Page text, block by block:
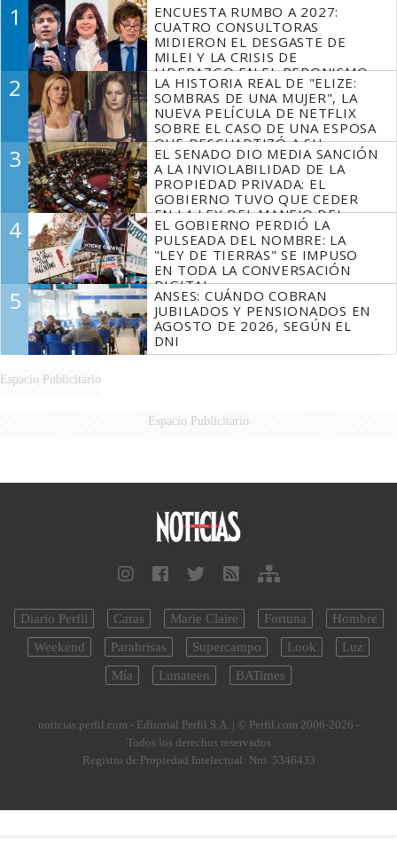
1
ENCUESTA RUMBO A 2027:
CUATRO CONSULTORAS
MIDIERON EL DESGASTE DE
MILEI Y LA CRISIS DE
LIDERAZGO EN EL PERONISMO
2
LA HISTORIA REAL DE "ELIZE:
SOMBRAS DE UNA MUJER", LA
NUEVA PELÍCULA DE NETFLIX
SOBRE EL CASO DE UNA ESPOSA
QUE DESCUARTIZÓ A SU
MARIDO
3
EL SENADO DIO MEDIA SANCIÓN
A LA INVIOLABILIDAD DE LA
PROPIEDAD PRIVADA: EL
GOBIERNO TUVO QUE CEDER
EN LA LEY DEL MANEJO DEL
FUEGO
4
EL GOBIERNO PERDIÓ LA
PULSEADA DEL NOMBRE: LA
"LEY DE TIERRAS" SE IMPUSO
EN TODA LA CONVERSACIÓN
DIGITAL
5
ANSES: CUÁNDO COBRAN
JUBILADOS Y PENSIONADOS EN
AGOSTO DE 2026, SEGÚN EL
DNI
Espacio Publicitario
Espacio Publicitario
Diario Perfil Caras Marie Claire Fortuna
Hombre
Weekend
Parabrisas Supercampo Look
Luz
Mía
Lunateen BATimes
noticias.perfil.com - Editorial Perfil S.A. | © Perfil.com 2006-2026 -
Todos los derechos reservados
Registro de Propiedad Intelectual: Nro. 5346433